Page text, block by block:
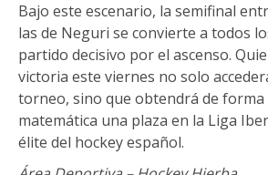
Bajo este escenario, la semifinal
las de Neguri se convierte a todos
partido decisivo por el ascenso.
victoria este viernes no solo
torneo, sino que obtendrá de forma
matemática una plaza en la Liga
élite del hockey español.